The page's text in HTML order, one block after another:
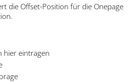
die Offset-Position für die Onepage
hier eintragen